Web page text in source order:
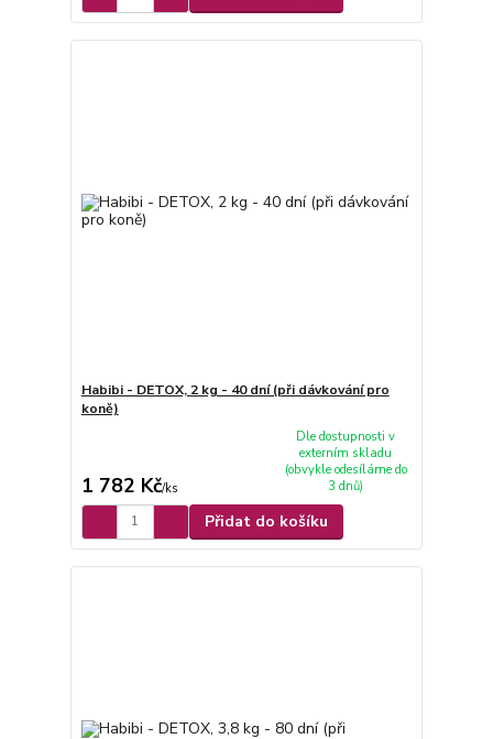
Habibi - DETOX, 2 kg - 40 dní (při dávkování pro
koně)
1 782 Kč/ks
Dle dostupnosti v
externím skladu
(obvykle odesíláme do
3 dnů)
Přidat do košíku